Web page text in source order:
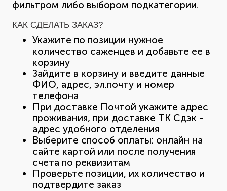
фильтром либо выбором подкатегории.
КАК СДЕЛАТЬ ЗАКАЗ?
Укажите по позиции нужное
количество саженцев и добавьте ее в
корзину
Зайдите в корзину и введите данные
ФИО, адрес, эл.почту и номер
телефона
При доставке Почтой укажите адрес
проживания, при доставке ТК Сдэк -
адрес удобного отделения
Выберите способ оплаты: онлайн на
сайте картой или после получения
счета по реквизитам
Проверьте позиции, их количество и
подтвердите заказ